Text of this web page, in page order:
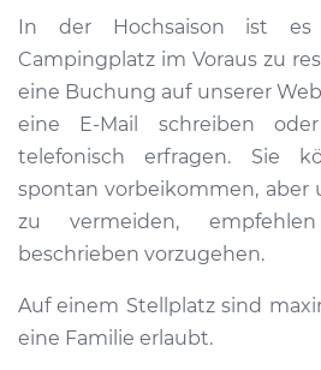
In der Hochsaison ist es
Campingplatz im Voraus zu
eine Buchung auf unserer
eine E-Mail schreiben
telefonisch erfragen. Sie
spontan vorbeikommen, aber
zu vermeiden,
beschrieben vorzugehen.
Auf einem Stellplatz sind
eine Familie erlaubt.